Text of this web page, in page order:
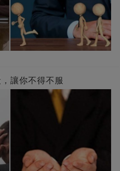
讓你不得不服